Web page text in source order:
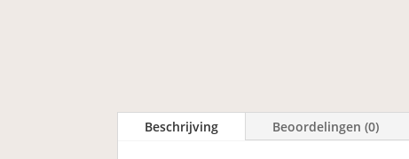
Beschrijving Beoordelingen (0)